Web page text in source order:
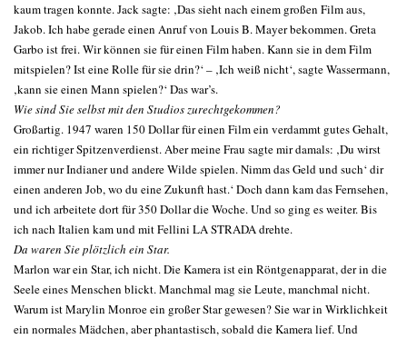
kaum tragen konnte. Jack sagte: ‚Das sieht nach einem großen Film aus,
Jakob. Ich habe gerade einen Anruf von Louis B. Mayer bekommen. Greta
Garbo ist frei. Wir können sie für einen Film haben. Kann sie in dem Film
mitspielen? Ist eine Rolle für sie drin?‘ – ‚Ich weiß nicht‘, sagte Wassermann,
‚kann sie einen Mann spielen?‘ Das war’s.
Wie sind Sie selbst mit den Studios zurechtgekommen?
Großartig. 1947 waren 150 Dollar für einen Film ein verdammt gutes Gehalt,
ein richtiger Spitzenverdienst. Aber meine Frau sagte mir damals: ‚Du wirst
immer nur Indianer und andere Wilde spielen. Nimm das Geld und such‘ dir
einen anderen Job, wo du eine Zukunft hast.‘ Doch dann kam das Fernsehen,
und ich arbeitete dort für 350 Dollar die Woche. Und so ging es weiter. Bis
ich nach Italien kam und mit Fellini LA STRADA drehte.
Da waren Sie plötzlich ein Star.
Marlon war ein Star, ich nicht. Die Kamera ist ein Röntgenapparat, der in die
Seele eines Menschen blickt. Manchmal mag sie Leute, manchmal nicht.
Warum ist Marylin Monroe ein großer Star gewesen? Sie war in Wirklichkeit
ein normales Mädchen, aber phantastisch, sobald die Kamera lief. Und